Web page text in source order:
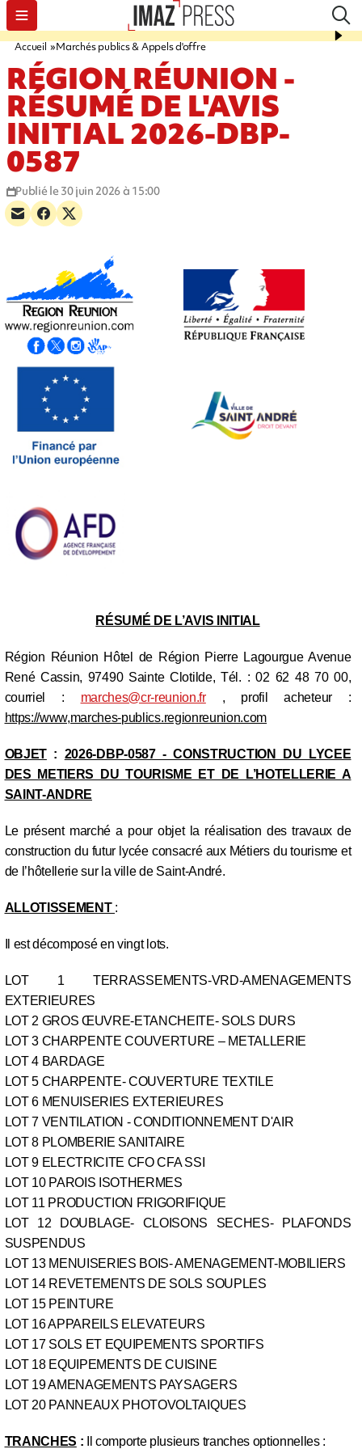
Accueil Marchés publics & Appels d'offre
RÉGION RÉUNION -
RÉSUMÉ DE L'AVIS
INITIAL 2026-DBP-
0587
Publié le 30 juin 2026 à 15:00
RÉSUMÉ DE L’AVIS INITIAL
Région Réunion Hôtel de Région Pierre Lagourgue Avenue
René Cassin, 97490 Sainte Clotilde, Tél. : 02 62 48 70 00,
courriel : marches@cr-reunion.fr, profil acheteur :
https://www,marches-publics.regionreunion.com
OBJET: 2026-DBP-0587 - CONSTRUCTION DU LYCEE
DES METIERS DU TOURISME ET DE L’HOTELLERIE A
SAINT-ANDRE
Le présent marché a pour objet la réalisation des travaux de
construction du futur lycée consacré aux Métiers du tourisme et
de l’hôtellerie sur la ville de Saint-André.
ALLOTISSEMENT :
Il est décomposé en vingt lots.
LOT 1 TERRASSEMENTS-VRD-AMENAGEMENTS
EXTERIEURES
LOT 2 GROS ŒUVRE-ETANCHEITE- SOLS DURS
LOT 3 CHARPENTE COUVERTURE – METALLERIE
LOT 4 BARDAGE
LOT 5 CHARPENTE- COUVERTURE TEXTILE
LOT 6 MENUISERIES EXTERIEURES
LOT 7 VENTILATION - CONDITIONNEMENT D'AIR
LOT 8 PLOMBERIE SANITAIRE
LOT 9 ELECTRICITE CFO CFA SSI
LOT 10 PAROIS ISOTHERMES
LOT 11 PRODUCTION FRIGORIFIQUE
LOT 12 DOUBLAGE- CLOISONS SECHES- PLAFONDS
SUSPENDUS
LOT 13 MENUISERIES BOIS- AMENAGEMENT-MOBILIERS
LOT 14 REVETEMENTS DE SOLS SOUPLES
LOT 15 PEINTURE
LOT 16 APPAREILS ELEVATEURS
LOT 17 SOLS ET EQUIPEMENTS SPORTIFS
LOT 18 EQUIPEMENTS DE CUISINE
LOT 19 AMENAGEMENTS PAYSAGERS
LOT 20 PANNEAUX PHOTOVOLTAIQUES
TRANCHES : Il comporte plusieurs tranches optionnelles :